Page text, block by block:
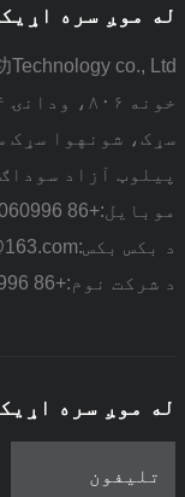
له موږ سره
Technology co., Ltd.
سړک، شونهوا سړک
پیلوټ آزاد
موبایل:+86 159466060996
د بکس بکس:
د شرکت نوم:+86 159466060996
له موږ سره